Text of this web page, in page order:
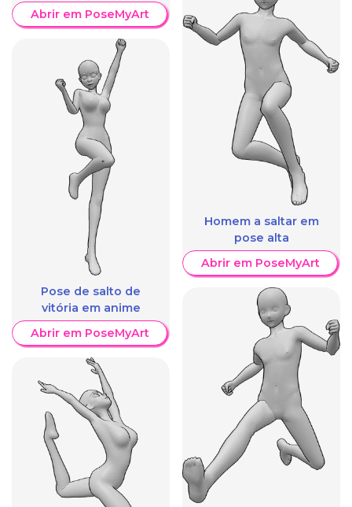
Abrir em PoseMyArt
Pose de salto de
vitória em anime
Abrir em PoseMyArt
Homem a saltar em
pose alta
Abrir em PoseMyArt